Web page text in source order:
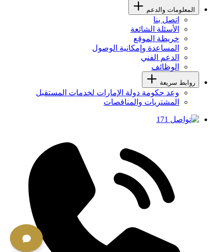
المعلومات والدعم
اتصل بنا
الأسئلة الشائعة
خريطة الموقع
المساعدة وإمكانية الوصول
الدعم الفني
الوظائف
روابط سريعة
وعد حكومة دولة الإمارات لخدمات المستقبل
المشتريات والمناقصات